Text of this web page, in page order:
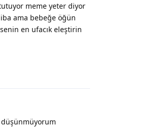
meme yeter diyor
ama bebeğe öğün
en ufacık eleştirin